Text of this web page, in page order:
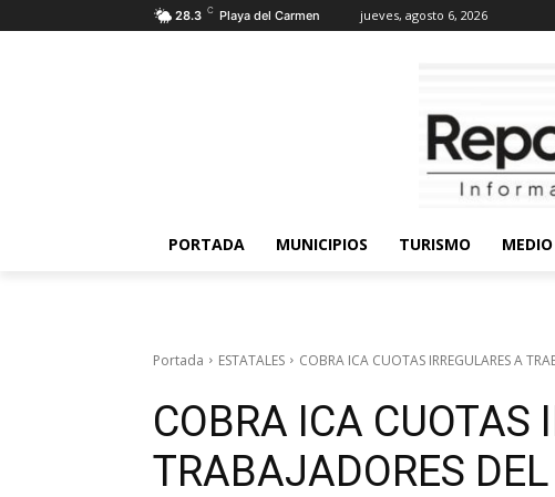
28.3 C Playa del Carmen jueves, agosto 6, 2026
PORTADA MUNICIPIOS TURISMO
Portada ESTATALES COBRA ICA CUOTAS IRREGULARES A
COBRA ICA CUOTAS
TRABAJADORES